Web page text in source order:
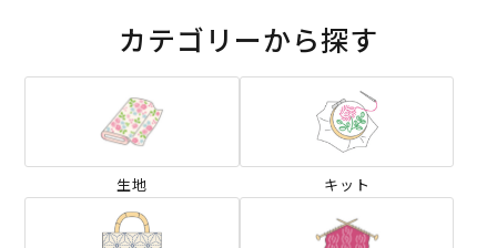
カテゴリーから探す
生地 キット